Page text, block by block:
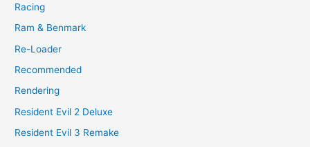
Racing
Ram & Benmark
Re-Loader
Recommended
Rendering
Resident Evil 2 Deluxe
Resident Evil 3 Remake